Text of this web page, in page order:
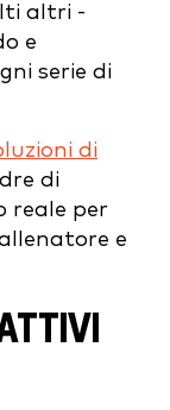
altri -
e
serie di
di
di
reale per
e